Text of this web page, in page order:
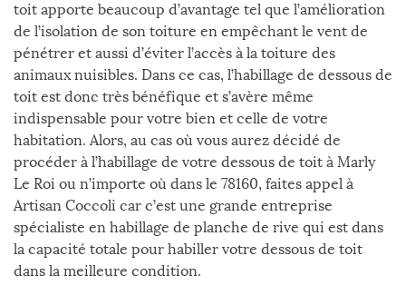
toit apporte beaucoup d’avantage tel que l’amélioration
de l’isolation de son toiture en empêchant le vent de
pénétrer et aussi d’éviter l’accès à la toiture des
animaux nuisibles. Dans ce cas, l’habillage de dessous de
toit est donc très bénéfique et s’avère même
indispensable pour votre bien et celle de votre
habitation. Alors, au cas où vous aurez décidé de
procéder à l’habillage de votre dessous de toit à Marly
Le Roi ou n’importe où dans le 78160, faites appel à
Artisan Coccoli car c’est une grande entreprise
spécialiste en habillage de planche de rive qui est dans
la capacité totale pour habiller votre dessous de toit
dans la meilleure condition.